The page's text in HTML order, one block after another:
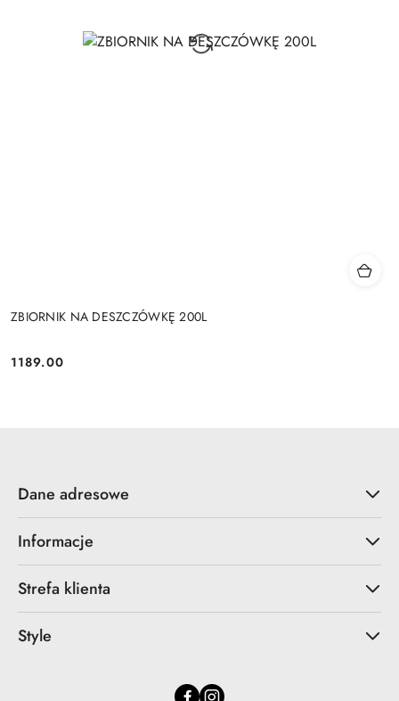
ZBIORNIK NA DESZCZÓWKĘ 200L
Cena:
1189.00
Dane adresowe
Informacje
Strefa klienta
Style